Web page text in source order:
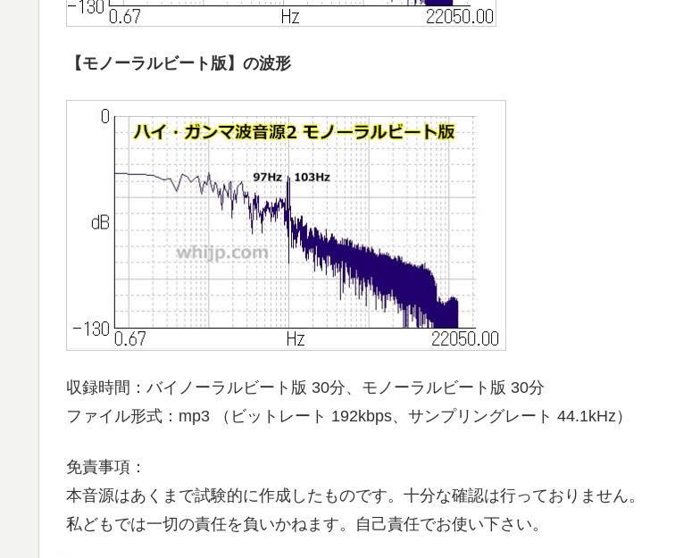
【モノーラルビート版】の波形
収録時間：バイノーラルビート版 30分、モノーラルビート版 30分
ファイル形式：mp3 （ビットレート 192kbps、サンプリングレート 44.1kHz）
免責事項：
本音源はあくまで試験的に作成したものです。十分な確認は行っておりません。
私どもでは一切の責任を負いかねます。自己責任でお使い下さい。